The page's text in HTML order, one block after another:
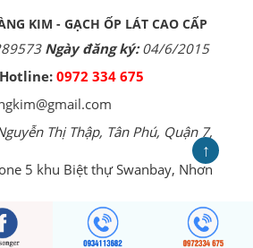
KIM - GẠCH ỐP LÁT CAO CẤP
Ngày đăng ký:04/6/2015
0972 334 675
Thị Thập, Tân Phú, Quận 7,
5 khu Biệt thự Swanbay, Nhơn
↑